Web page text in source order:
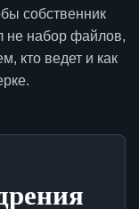
собственник
не набор файлов,
кто ведет и как